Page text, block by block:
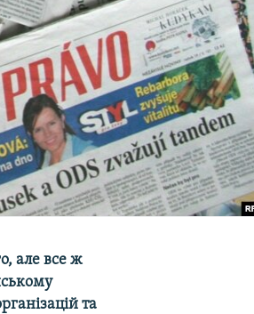
але все ж
та